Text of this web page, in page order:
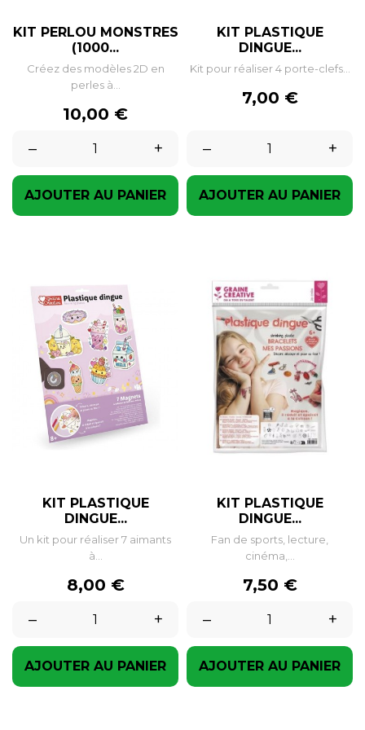
KIT PERLOU MONSTRES
(1000...
Créez des modèles 2D en
perles à...
Prix
10,00 €
–
+
AJOUTER AU PANIER
KIT PLASTIQUE
DINGUE...
Kit pour réaliser 4 porte-clefs...
Prix
7,00 €
– +
AJOUTER AU PANIER
KIT PLASTIQUE
DINGUE...
Un kit pour réaliser 7 aimants
à...
Prix
8,00 €
–
+
AJOUTER AU PANIER
KIT PLASTIQUE
DINGUE...
Fan de sports, lecture,
cinéma,...
Prix
7,50 €
–
+
AJOUTER AU PANIER